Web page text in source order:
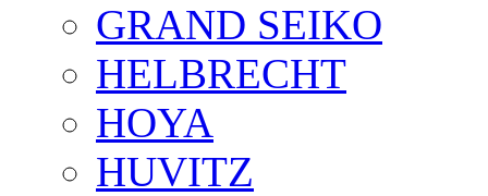
GRAND SEIKO
HELBRECHT
HOYA
HUVITZ